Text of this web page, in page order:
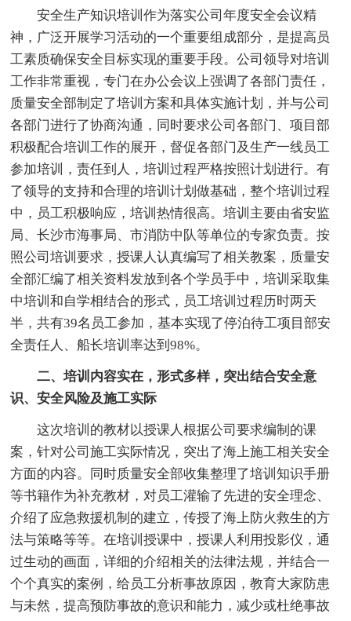
安全生产知识培训作为落实公司年度安全会议精
神，广泛开展学习活动的一个重要组成部分，是提高员
工素质确保安全目标实现的重要手段。公司领导对培训
工作非常重视，专门在办公会议上强调了各部门责任，
质量安全部制定了培训方案和具体实施计划，并与公司
各部门进行了协商沟通，同时要求公司各部门、项目部
积极配合培训工作的展开，督促各部门及生产一线员工
参加培训，责任到人，培训过程严格按照计划进行。有
了领导的支持和合理的培训计划做基础，整个培训过程
中，员工积极响应，培训热情很高。培训主要由省安监
局、长沙市海事局、市消防中队等单位的专家负责。按
照公司培训要求，授课人认真编写了相关教案，质量安
全部汇编了相关资料发放到各个学员手中，培训采取集
中培训和自学相结合的形式，员工培训过程历时两天
半，共有39名员工参加，基本实现了停泊待工项目部安
全责任人、船长培训率达到98%。
二、培训内容实在，形式多样，突出结合安全意
识、安全风险及施工实际
这次培训的教材以授课人根据公司要求编制的课
案，针对公司施工实际情况，突出了海上施工相关安全
方面的内容。同时质量安全部收集整理了培训知识手册
等书籍作为补充教材，对员工灌输了先进的安全理念、
介绍了应急救援机制的建立，传授了海上防火救生的方
法与策略等等。在培训授课中，授课人利用投影仪，通
过生动的画面，详细的介绍相关的法律法规，并结合一
个个真实的案例，给员工分析事故原因，教育大家防患
与未然，提高预防事故的意识和能力，减少或杜绝事故